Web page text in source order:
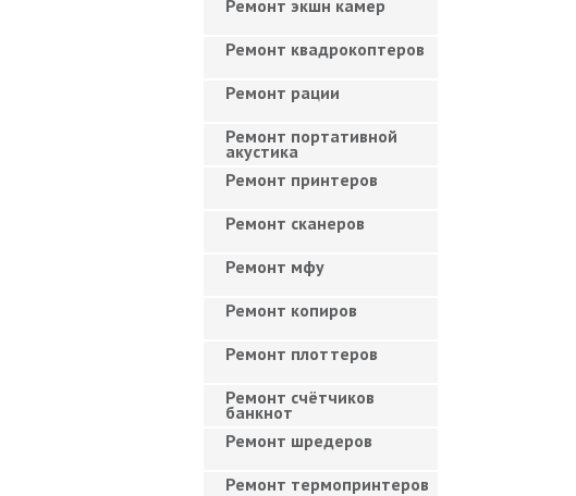
Ремонт экшн камер
Ремонт квадрокоптеров
Ремонт рации
Ремонт портативной
акустика
Ремонт принтеров
Ремонт сканеров
Ремонт мфу
Ремонт копиров
Ремонт плоттеров
Ремонт счётчиков
банкнот
Ремонт шредеров
Ремонт термопринтеров